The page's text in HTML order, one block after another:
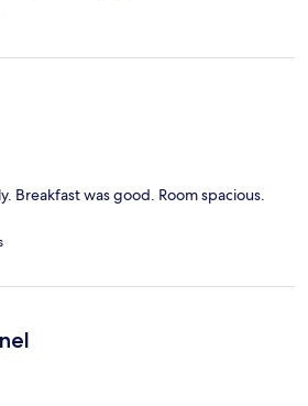
Breakfast was good. Room spacious.